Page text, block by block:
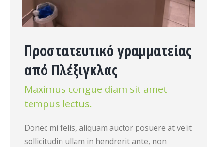
Προστατευτικό γραμματείας
από Πλέξιγκλας
Maximus congue diam sit amet
tempus lectus.
Donec mi felis, aliquam auctor posuere at velit
sollicitudin ullam in hendrerit ante, non